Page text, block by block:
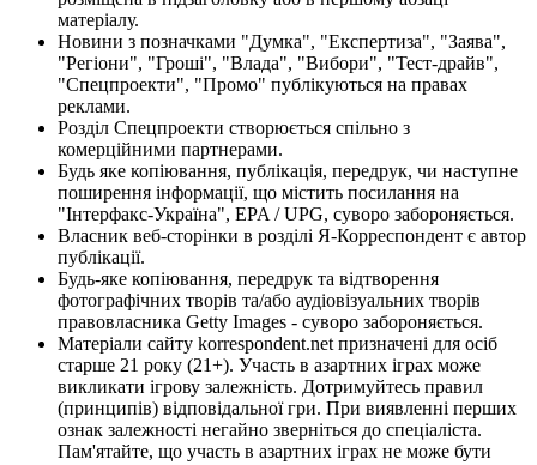
матеріалу.
Новини з позначками "Думка", "Експертиза", "Заява",
"Регіони", "Гроші", "Влада", "Вибори", "Тест-драйв",
"Спецпроекти", "Промо" публікуються на правах
реклами.
Розділ Спецпроекти створюється спільно з
комерційними партнерами.
Будь яке копіювання, публікація, передрук, чи наступне
поширення інформації, що містить посилання на
"Інтерфакс-Україна", EPA / UPG, суворо забороняється.
Власник веб-сторінки в розділі Я-Корреспондент є автор
публікації.
Будь-яке копіювання, передрук та відтворення
фотографічних творів та/або аудіовізуальних творів
правовласника Getty Images - суворо забороняється.
Матеріали сайту korrespondent.net призначені для осіб
старше 21 року (21+). Участь в азартних іграх може
викликати ігрову залежність. Дотримуйтесь правил
(принципів) відповідальної гри. При виявленні перших
ознак залежності негайно зверніться до спеціаліста.
Пам'ятайте, що участь в азартних іграх не може бути